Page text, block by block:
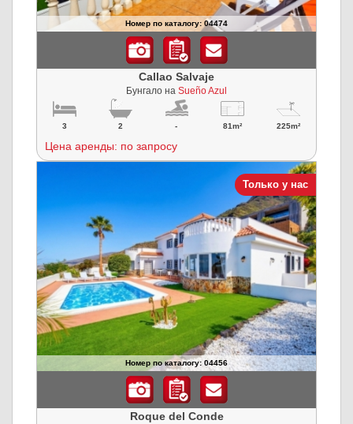
Номер по каталогу: 04474
Callao Salvaje
Бунгало на Sueño Azul
3 2 - 81m² 225m²
Цена аренды: по запросу
Только у нас
Номер по каталогу: 04456
Roque del Conde